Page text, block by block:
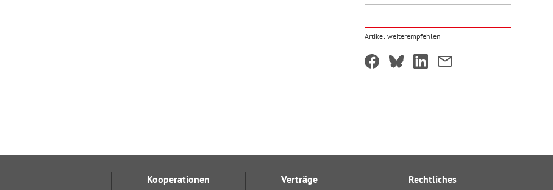
Artikel weiterempfehlen
Kooperationen
Verträge
Rechtliches